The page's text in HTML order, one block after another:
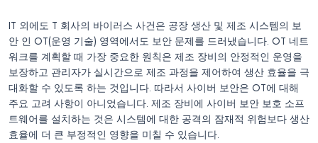
IT 외에도 T 회사의 바이러스 사건은 공장 생산 및 제조 시스템의 보
안 인 OT(운영 기술) 영역에서도 보안 문제를 드러냈습니다. OT 네트
워크를 계획할 때 가장 중요한 원칙은 제조 장비의 안정적인 운영을
보장하고 관리자가 실시간으로 제조 과정을 제어하여 생산 효율을 극
대화할 수 있도록 하는 것입니다. 따라서 사이버 보안은 OT에 대해
주요 고려 사항이 아니었습니다. 제조 장비에 사이버 보안 보호 소프
트웨어를 설치하는 것은 시스템에 대한 공격의 잠재적 위험보다 생산
효율에 더 큰 부정적인 영향을 미칠 수 있습니다.